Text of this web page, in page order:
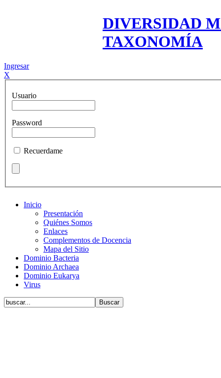
DIVERSIDAD
TAXONOMÍA
Ingresar
X
Usuario
Password
Recuerdame
Inicio
Presentación
Quiénes Somos
Enlaces
Complementos de Docencia
Mapa del Sitio
Dominio Bacteria
Dominio Archaea
Dominio Eukarya
Virus